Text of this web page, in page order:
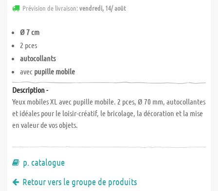
Prévision de livraison:vendredi, 14/ août
Ø 7 cm
2 pces
autocollants
avec pupille mobile
Description -
Yeux mobiles XL avec pupille mobile. 2 pces, Ø 70 mm, autocollantes
et idéales pour le loisir-créatif, le bricolage, la décoration et la mise
en valeur de vos objets.
p. catalogue
Retour vers le groupe de produits